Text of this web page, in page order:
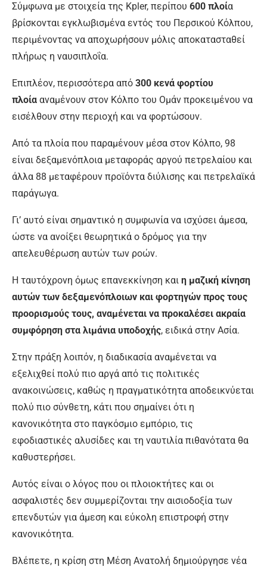
Σύμφωνα με στοιχεία της Kpler, περίπου 600 πλοία
βρίσκονται εγκλωβισμένα εντός του Περσικού Κόλπου,
περιμένοντας να αποχωρήσουν μόλις αποκατασταθεί
πλήρως η ναυσιπλοΐα.
Επιπλέον, περισσότερα από 300 κενά φορτίου
πλοία αναμένουν στον Κόλπο του Ομάν προκειμένου να
εισέλθουν στην περιοχή και να φορτώσουν.
Από τα πλοία που παραμένουν μέσα στον Κόλπο, 98
είναι δεξαμενόπλοια μεταφοράς αργού πετρελαίου και
άλλα 88 μεταφέρουν προϊόντα διύλισης και πετρελαϊκά
παράγωγα.
Γι’ αυτό είναι σημαντικό η συμφωνία να ισχύσει άμεσα,
ώστε να ανοίξει θεωρητικά ο δρόμος για την
απελευθέρωση αυτών των ροών.
Η ταυτόχρονη όμως επανεκκίνηση και η μαζική κίνηση
αυτών των δεξαμενόπλοιων και φορτηγών προς τους
προορισμούς τους, αναμένεται να προκαλέσει ακραία
συμφόρηση στα λιμάνια υποδοχής, ειδικά στην Ασία.
Στην πράξη λοιπόν, η διαδικασία αναμένεται να
εξελιχθεί πολύ πιο αργά από τις πολιτικές
ανακοινώσεις, καθώς η πραγματικότητα αποδεικνύεται
πολύ πιο σύνθετη, κάτι που σημαίνει ότι η
κανονικότητα στο παγκόσμιο εμπόριο, τις
εφοδιαστικές αλυσίδες και τη ναυτιλία πιθανότατα θα
καθυστερήσει.
Αυτός είναι ο λόγος που οι πλοιοκτήτες και οι
ασφαλιστές δεν συμμερίζονται την αισιοδοξία των
επενδυτών για άμεση και εύκολη επιστροφή στην
κανονικότητα.
Βλέπετε, η κρίση στη Μέση Ανατολή δημιούργησε νέα